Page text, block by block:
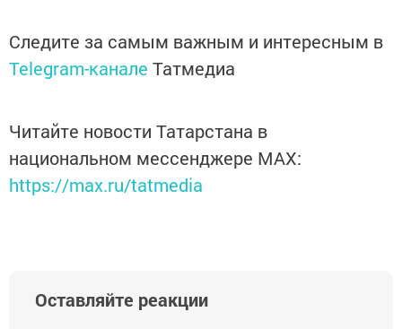
Следите за самым важным и интересным в
Telegram-канале Татмедиа
Читайте новости Татарстана в
национальном мессенджере MАХ:
https://max.ru/tatmedia
Оставляйте реакции